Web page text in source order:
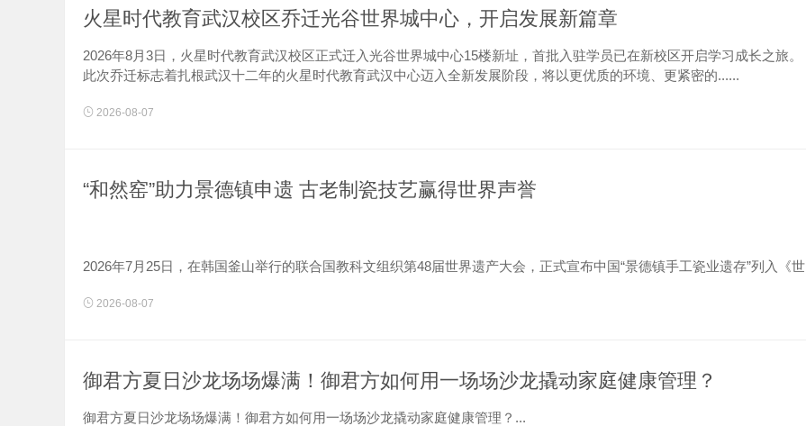
火星时代教育武汉校区乔迁光谷世界城中心，开启发展新篇章
2026年8月3日，火星时代教育武汉校区正式迁入光谷世界城中心15楼新址，首批入驻学员已在新校区开启学习成长之旅。
此次乔迁标志着扎根武汉十二年的火星时代教育武汉中心迈入全新发展阶段，将以更优质的环境、更紧密的......
2026-08-07
“和然窑”助力景德镇申遗 古老制瓷技艺赢得世界声誉
2026年7月25日，在韩国釜山举行的联合国教科文组织第48届世界遗产大会，正式宣布中国“景德镇手工瓷业遗存”列入《世
2026-08-07
御君方夏日沙龙场场爆满！御君方如何用一场场沙龙撬动家庭健康管理？
御君方夏日沙龙场场爆满！御君方如何用一场场沙龙撬动家庭健康管理？...